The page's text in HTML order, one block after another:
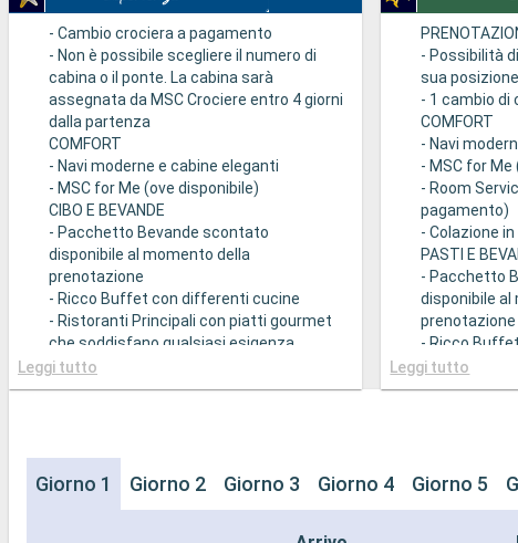
- Cambio crociera a pagamento
- Non è possibile scegliere il numero di
cabina o il ponte. La cabina sarà
assegnata da MSC Crociere entro 4 giorni
dalla partenza
COMFORT
- Navi moderne e cabine eleganti
- MSC for Me (ove disponibile)
CIBO E BEVANDE
- Pacchetto Bevande scontato
disponibile al momento della
prenotazione
- Ricco Buffet con differenti cucine
- Ristoranti Principali con piatti gourmet
che soddisfano qualsiasi esigenza
dietetica
SPORT E INTRATTENIMENTO
- Strutture sportive all'aperto
Leggi tutto
- Possibilità
sua
- 1 cambio
COMFORT
- Navi
- MSC for
- Room
pagamento)
- Colazione
PASTI E
- Pacchetto
disponibile al
prenotazione
- Ricco
- Ristoranti
che
- Possibilità
- 20% di
Leggi tutto
Giorno 1 Giorno 2 Giorno 3 Giorno 4 Giorno 5